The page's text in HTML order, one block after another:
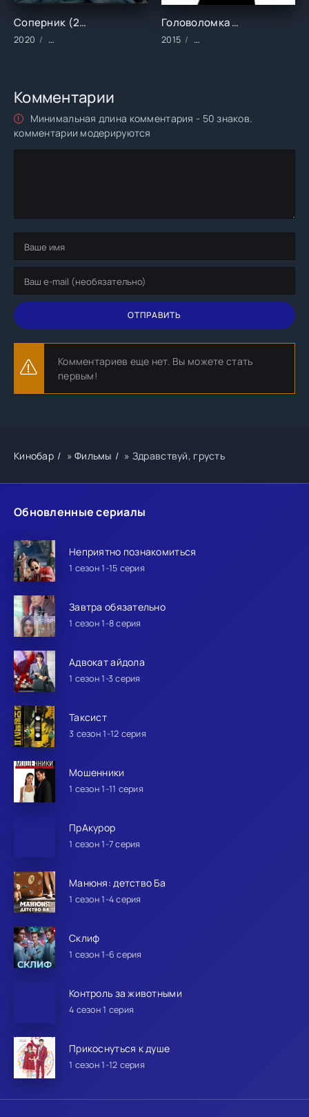
Обновленные сериалы
Неприятно познакомиться
1 сезон 1-15 серия
Завтра обязательно
1 сезон 1-8 серия
Адвокат айдола
1 сезон 1-3 серия
Таксист
3 сезон 1-12 серия
Мошенники
1 сезон 1-11 серия
ПрАкурор
1 сезон 1-7 серия
Манюня: детство Ба
1 сезон 1-4 серия
Склиф
1 сезон 1-6 серия
Контроль за животными
4 сезон 1 серия
Прикоснуться к душе
1 сезон 1-12 серия
Соперник (2020)
2020 Фильмы/2020 год/Зарубежные/Драма
Головоломка (2015)
2015 Мультфильмы/
Комментарии
Минимальная длина комментария - 50 знаков.
комментарии модерируются
ОТПРАВИТЬ
Комментариев еще нет. Вы можете стать
первым!
Кинобар »Фильмы » Здравствуй, грусть